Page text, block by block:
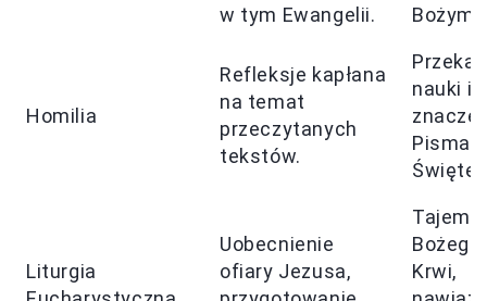
w tym Ewangelii.
Bożym.
Homilia
Refleksje kapłana
na temat
przeczytanych
tekstów.
nauki i
Pisma
Liturgia
Uobecnienie
ofiary Jezusa,
Bożego
Krwi,